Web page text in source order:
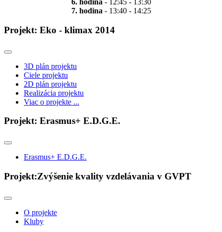
6. hodina - 12:45 - 13:30
7. hodina - 13:40 - 14:25
Projekt: Eko - klimax 2014
3D plán projektu
Ciele projektu
2D plán projektu
Realizácia projektu
Viac o projekte ...
Projekt: Erasmus+ E.D.G.E.
Erasmus+ E.D.G.E.
Projekt:Zvýšenie kvality vzdelávania v GVPT
O projekte
Kluby